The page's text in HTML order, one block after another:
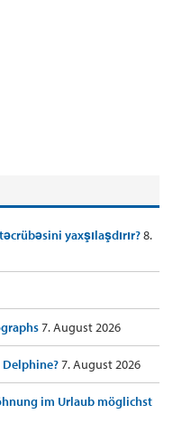
yaxşılaşdırır?8.
7. August 2026
7. August 2026
im Urlaub möglichst